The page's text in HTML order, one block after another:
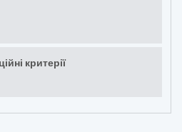
критерії